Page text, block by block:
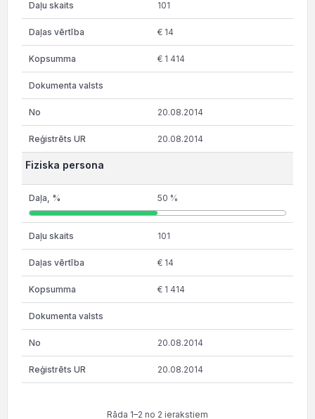
101
€ 14
€ 1 414
20.08.2014
20.08.2014
Fiziska persona
50 %
101
€ 14
€ 1 414
20.08.2014
20.08.2014
Rāda 1–2 no 2 ierakstiem